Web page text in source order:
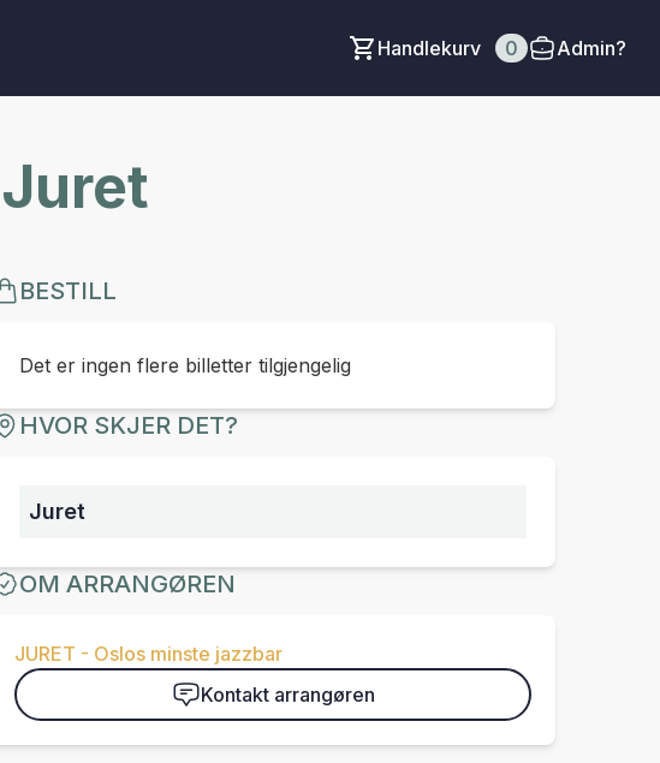
Handlekurv 0 Admin?
BESTILL
Det er ingen flere billetter tilgjengelig
HVOR SKJER DET?
Juret
OM ARRANGØREN
JURET - Oslos minste jazzbar
Kontakt arrangøren